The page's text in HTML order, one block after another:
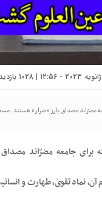
مصداق بارز «ضرار» هستند.
جامعه مضرّاند مصداق
آن، نماد تقویٰ، طهارت و